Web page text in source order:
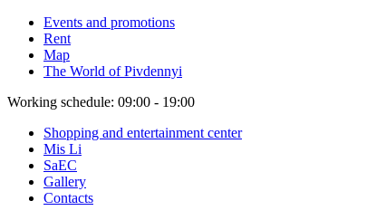
Events and promotions
Rent
Map
The World of Pivdennyi
Working schedule: 09:00 - 19:00
Shopping and entertainment center
Mis Li
SaEC
Gallery
Contacts